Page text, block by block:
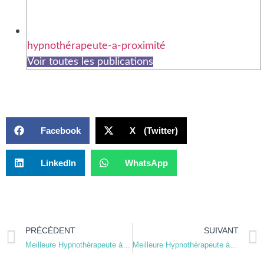
hypnothérapeute-a-proximité
Voir toutes les publications
Facebook X (Twitter)
LinkedIn WhatsApp
PRÉCÉDENT SUIVANT
Meilleure Hypnothérapeute à Charenton-le-Pont